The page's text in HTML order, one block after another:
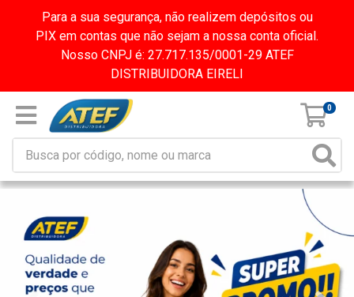
Para a sua segurança, não realizem depósitos ou
PIX em contas que não sejam a nossa conta oficial.
Nosso CNPJ é: 27.717.135/0001-29 ATEF
DISTRIBUIDORA EIRELI
0